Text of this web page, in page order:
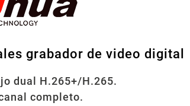
grabador de video digital
dual H.265+/H.265.
completo.